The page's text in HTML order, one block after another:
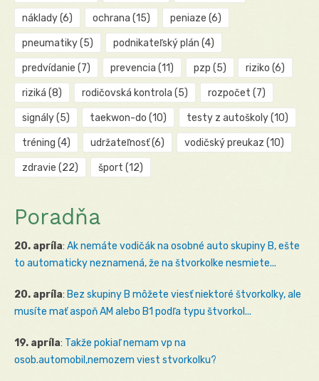
náklady(6) ochrana (15) peniaze (6)
pneumatiky(5) podnikateľský plán (4)
predvídanie (7) prevencia (11) pzp (5) riziko (6)
riziká (8) rodičovská kontrola (5) rozpočet (7)
signály(5) taekwon-do (10) testy z autoškoly(10)
tréning (4) udržateľnosť(6) vodičský preukaz (10)
zdravie (22) šport (12)
Poradňa
20. apríla: Ak nemáte vodičák na osobné auto skupiny B, ešte
to automaticky neznamená, že na štvorkolke nesmiete...
20. apríla: Bez skupiny B môžete viesť niektoré štvorkolky, ale
musíte mať aspoň AM alebo B1 podľa typu štvorkol...
19. apríla: Takže pokiaľ nemam vp na
osob.automobil,nemozem viest stvorkolku?